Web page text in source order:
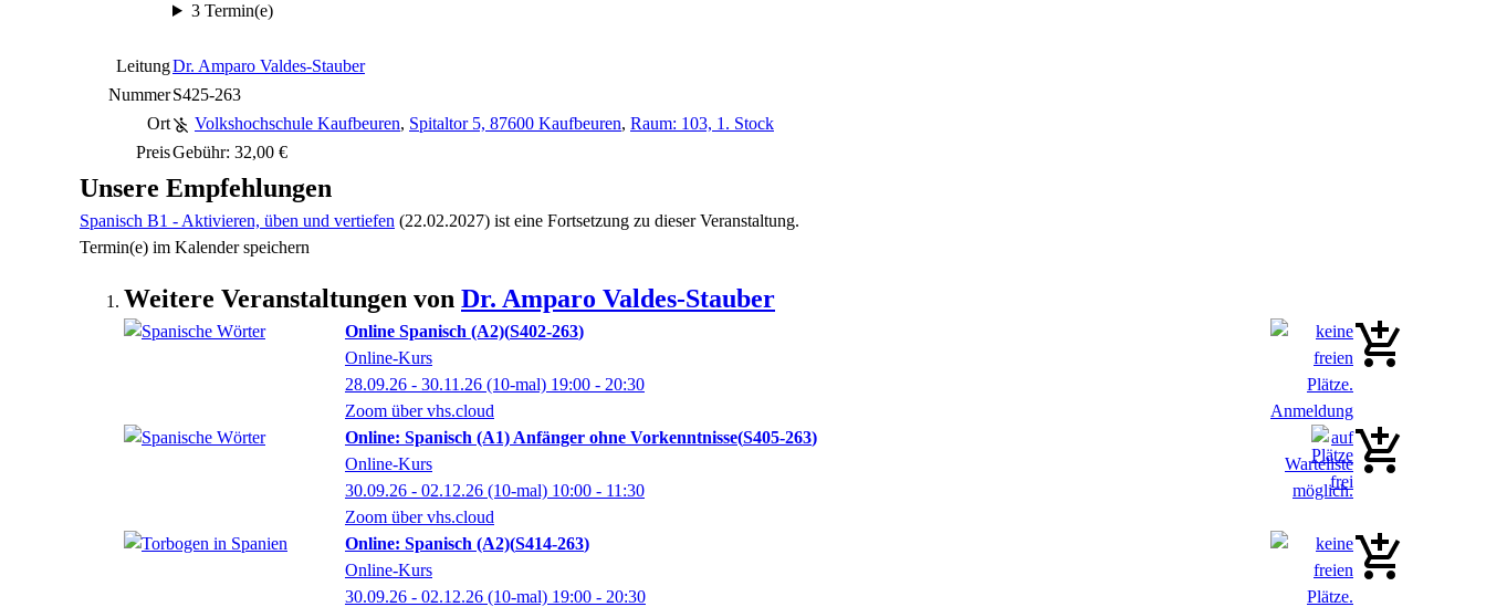
3 Termin(e)
LeitungDr. Amparo Valdes-Stauber
NummerS425-263
Ort
Volkshochschule Kaufbeuren, Spitaltor 5, 87600 Kaufbeuren, Raum: 103, 1. Stock
PreisGebühr: 32,00 €
Unsere Empfehlungen
Spanisch B1 - Aktivieren, üben und vertiefen (22.02.2027) ist eine Fortsetzung zu dieser Veranstaltung.
Termin(e) im Kalender speichern
Weitere Veranstaltungen von Dr. Amparo Valdes-Stauber
Online Spanisch (A2) S402-263
Online-Kurs
28.09.26 - 30.11.26 (10-mal) 19:00 - 20:30
Zoom über vhs.cloud
Online: Spanisch (A1) Anfänger ohne Vorkenntnisse S405-263
Online-Kurs
30.09.26 - 02.12.26 (10-mal) 10:00 - 11:30
Zoom über vhs.cloud
Online: Spanisch (A2) S414-263
Online-Kurs
30.09.26 - 02.12.26 (10-mal) 19:00 - 20:30